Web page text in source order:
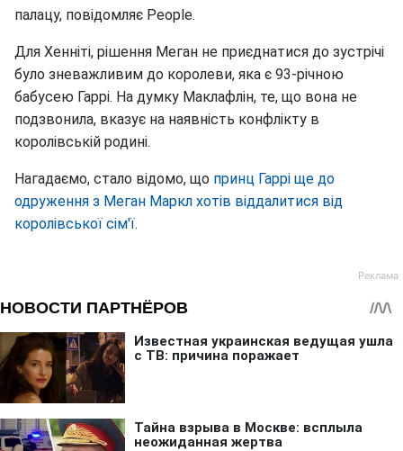
палацу, повідомляє People.
Для Хенніті, рішення Меган не приєднатися до зустрічі
було зневажливим до королеви, яка є 93-річною
бабусею Гаррі. На думку Маклафлін, те, що вона не
подзвонила, вказує на наявність конфлікту в
королівській родині.
Нагадаємо, стало відомо, що принц Гаррі ще до
одруження з Меган Маркл хотів віддалитися від
королівської сім'ї.